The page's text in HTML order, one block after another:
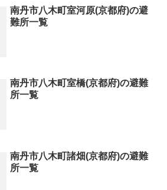
南丹市八木町室河原(京都府)の避
難所一覧
南丹市八木町室橋(京都府)の避難
所一覧
南丹市八木町諸畑(京都府)の避難
所一覧